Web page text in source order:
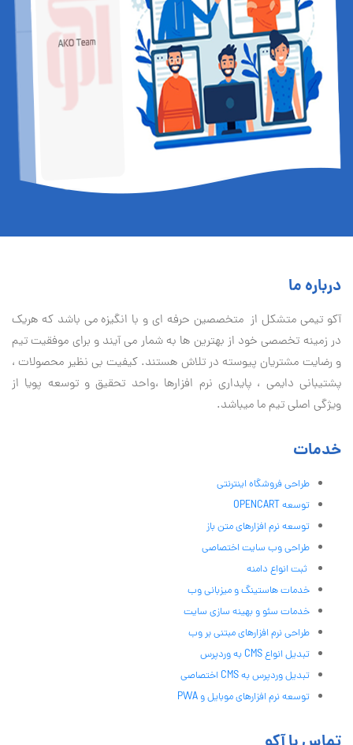
درباره ما
آكو تيمی متشکل از متخصصین حرفه ای و با انگیزه می باشد که هریک
در زمینه تخصصی خود از بهترین ها به شمار می آیند و برای موفقیت تيم
و رضایت مشتریان پیوسته در تلاش هستند. کیفیت بی نظير محصولات ،
پشتیبانی دايمی ، پایداری نرم افزارها ،واحد تحقیق و توسعه پویا از
ویژگی اصلی تیم ما میباشد.
خدمات
طراحی فروشگاه اینترنتی
توسعه OPENCART
توسعه نرم افزارهای متن باز
طراحی وب سایت اختصاصی
ثبت انواع دامنه
خدمات هاستینگ و میزبانی وب
خدمات سئو و بهینه سازی سایت
طراحی نرم افزارهای مبتنی بر وب
تبدیل انواع CMS به وردپرس
تبدیل وردپرس به CMS اختصاصی
توسعه نرم افزارهای موبایل و PWA